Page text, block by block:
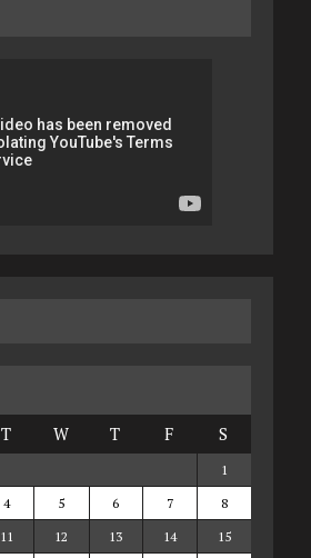
T W T F S
1
4 5 6 7
8
11 12 13 14
15